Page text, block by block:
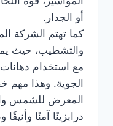
أو الجدار.
كما تهتم الشركة
والتشطيب، حيث
مع استخدام
الجوية. وهذا مهم
المعرض للشمس
درابزينًا آمنًا